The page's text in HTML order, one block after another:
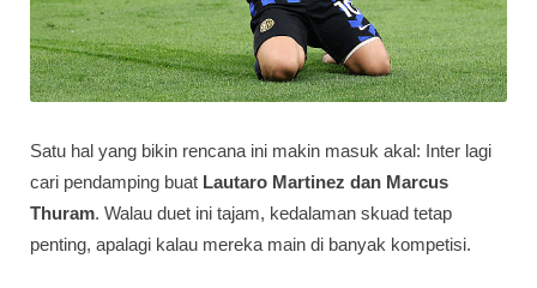
Satu hal yang bikin rencana ini makin masuk akal: Inter lagi
cari pendamping buat Lautaro Martinez dan Marcus
Thuram. Walau duet ini tajam, kedalaman skuad tetap
penting, apalagi kalau mereka main di banyak kompetisi.